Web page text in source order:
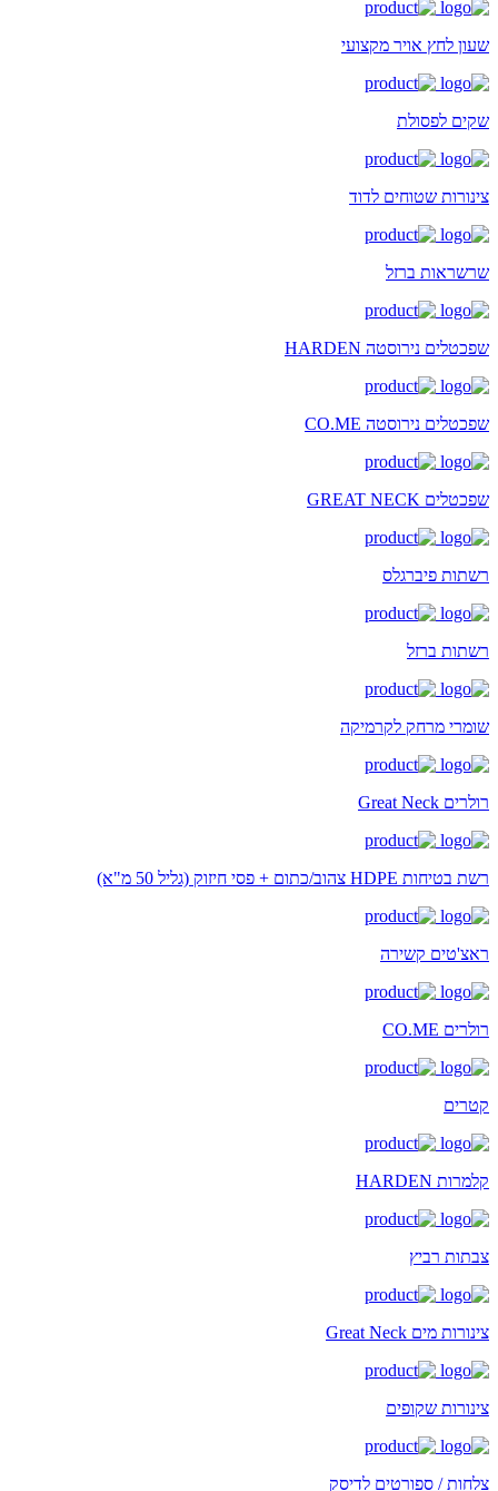
שעון לחץ אויר מקצועי
שקים לפסולת
צינורות שטוחים לדוד
שרשראות ברזל
שפכטלים נירוסטה HARDEN
שפכטלים נירוסטה CO.ME
שפכטלים GREAT NECK
רשתות פיברגלס
רשתות ברזל
שומרי מרחק לקרמיקה
רולרים Great Neck
רשת בטיחות HDPE צהוב/כתום + פסי חיזוק (גליל 50 מ"א)
ראצ'טים קשירה
רולרים CO.ME
קטרים
קלמרות HARDEN
צבתות רביץ
צינורות מים Great Neck
צינורות שקופים
צלחות / ספורטים לדיסק